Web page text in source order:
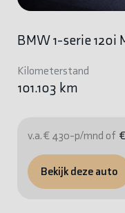
BMW 1-serie 120i
Kilometerstand
101.103 km
v.a. € 430-p/mnd of
Bekijk deze auto